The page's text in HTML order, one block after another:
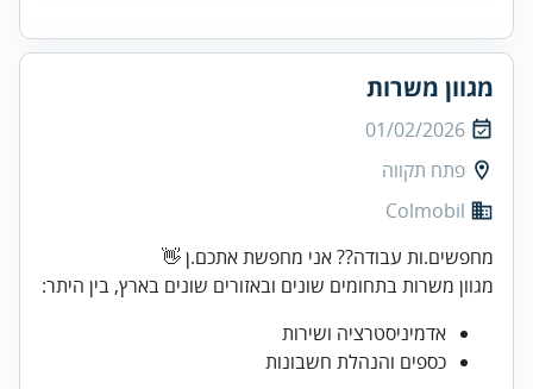
מגוון משרות
01/02/2026
פתח תקווה
Colmobil
מגוון משרות בתחומים שונים ובאזורים שונים בארץ, בין היתר:
אדמיניסטרציה ושירות
כספים והנהלת חשבונות